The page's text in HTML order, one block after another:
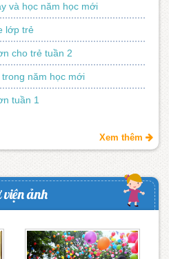
và học năm học mới
lớp trẻ
cho trẻ tuần 2
năm học mới
tuần 1
Xem thêm
viện ảnh